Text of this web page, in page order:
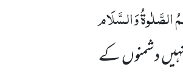
الصَّلٰوۃُ وَالسَّلَام
دشمنوںکے